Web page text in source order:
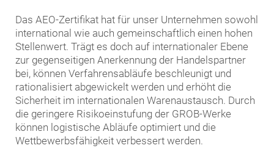
Das AEO-Zertifikat hat für unser Unternehmen sowohl
international wie auch gemeinschaftlich einen hohen
Stellenwert. Trägt es doch auf internationaler Ebene
zur gegenseitigen Anerkennung der Handelspartner
bei, können Verfahrensabläufe beschleunigt und
rationalisiert abgewickelt werden und erhöht die
Sicherheit im internationalen Warenaustausch. Durch
die geringere Risikoeinstufung der GROB-Werke
können logistische Abläufe optimiert und die
Wettbewerbsfähigkeit verbessert werden.